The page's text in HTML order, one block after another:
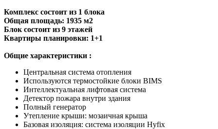
Комплекс состоит из 1 блока
Общая площадь: 1935 м2
Блок состоит из 9 этажей
Квартиры планировки: 1+1
Общие характеристики :
Центральная система отопления
Используются термостойкие блоки BIMS
Интеллектуальная лифтовая система
Детектор пожара внутри здания
Полный генератор
Утепление крыши: мозаичная крыша
Базовая изоляция: система изоляции Hyfix